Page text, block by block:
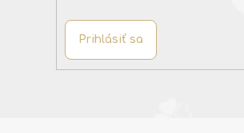
Prihlásiť sa